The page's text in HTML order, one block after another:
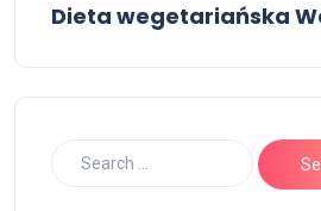
Dieta wegetariańska